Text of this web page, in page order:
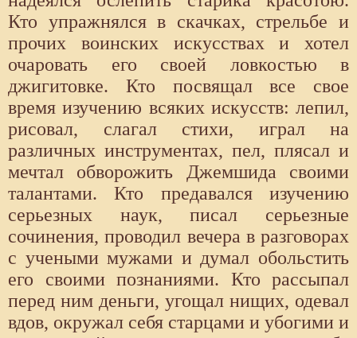
Кто упражнялся в скачках, стрельбе и
прочих воинских искусствах и хотел
очаровать его своей ловкостью в
джигитовке. Кто посвящал все свое
время изучению всяких искусств: лепил,
рисовал, слагал стихи, играл на
различных инструментах, пел, плясал и
мечтал обворожить Джемшида своими
талантами. Кто предавался изучению
серьезных наук, писал серьезные
сочинения, проводил вечера в разговорах
с учеными мужами и думал обольстить
его своими познаниями. Кто рассыпал
перед ним деньги, угощал нищих, одевал
вдов, окружал себя старцами и убогими и